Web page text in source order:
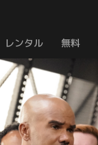
レンタル 無料